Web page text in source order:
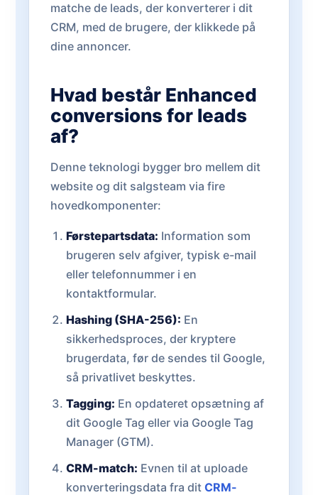
matche de leads, der konverterer i dit
CRM, med de brugere, der klikkede på
dine annoncer.
Hvad består Enhanced
conversions for leads
af?
Denne teknologi bygger bro mellem dit
website og dit salgsteam via fire
hovedkomponenter:
Førstepartsdata: Information som
brugeren selv afgiver, typisk e-mail
eller telefonnummer i en
kontaktformular.
Hashing (SHA-256): En
sikkerhedsproces, der kryptere
brugerdata, før de sendes til Google,
så privatlivet beskyttes.
Tagging: En opdateret opsætning af
dit Google Tag eller via Google Tag
Manager (GTM).
CRM-match: Evnen til at uploade
konverteringsdata fra dit CRM-